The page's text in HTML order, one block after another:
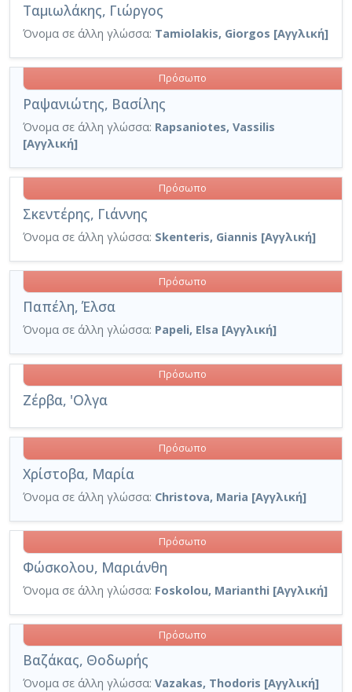
Ταμιωλάκης, Γιώργος
Όνομα σε άλλη γλώσσα: Tamiolakis, Giorgos [Αγγλική]
Ραψανιώτης, Βασίλης
Πρόσωπο
Όνομα σε άλλη γλώσσα: Rapsaniotes, Vassilis
[Αγγλική]
Σκεντέρης, Γιάννης
Πρόσωπο
Όνομα σε άλλη γλώσσα: Skenteris, Giannis [Αγγλική]
Παπέλη, Έλσα
Πρόσωπο
Όνομα σε άλλη γλώσσα: Papeli, Elsa [Αγγλική]
Ζέρβα, 'Ολγα
Πρόσωπο
Χρίστοβα, Μαρία
Πρόσωπο
Όνομα σε άλλη γλώσσα: Christova, Maria [Αγγλική]
Φώσκολου, Μαριάνθη
Πρόσωπο
Όνομα σε άλλη γλώσσα: Foskolou, Marianthi [Αγγλική]
Βαζάκας, Θοδωρής
Πρόσωπο
Όνομα σε άλλη γλώσσα: Vazakas, Thodoris [Αγγλική]